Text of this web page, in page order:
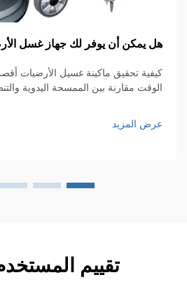
يمكن أن يوفر لك جهاز غسل الأرضيات
تحقيق ماكينة غسيل الأرضيات أقصى
مقارنة بين الممسحة اليدوية والتنظيف
بطيء للغاية، وقد يستغرق ضعف الوقت أو
مقارنة بما...
المزيد
تقييم المستخدم